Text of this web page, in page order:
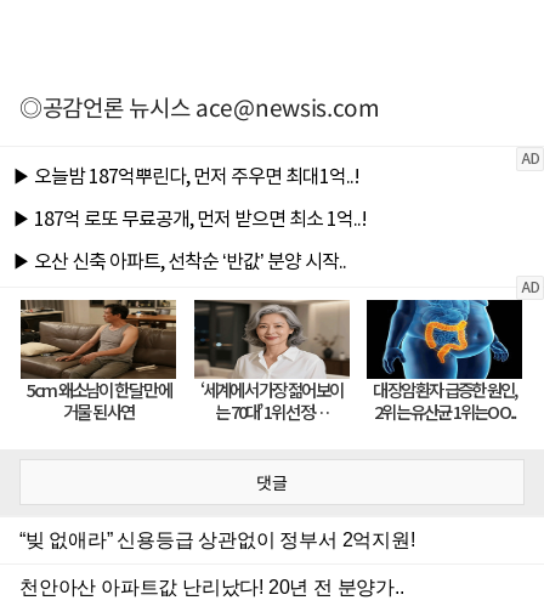
◎공감언론 뉴시스ace@newsis.com
댓글